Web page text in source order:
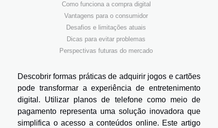
Como funciona a compra digital
Vantagens para o consumidor
Desafios e limitações atuais
Dicas para evitar problemas
Perspectivas futuras do mercado
Descobrir formas práticas de adquirir jogos e cartões
pode transformar a experiência de entretenimento
digital. Utilizar planos de telefone como meio de
pagamento representa uma solução inovadora que
simplifica o acesso a conteúdos online. Este artigo